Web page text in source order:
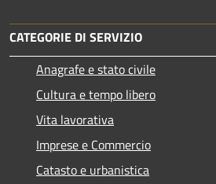
CATEGORIE DI SERVIZIO
Anagrafe e stato civile
Cultura e tempo libero
Vita lavorativa
Imprese e Commercio
Catasto e urbanistica